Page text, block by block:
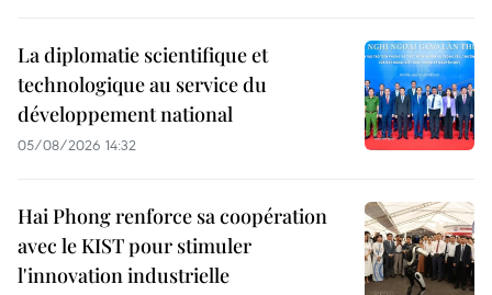
La diplomatie scientifique et
technologique au service du
développement national
05/08/2026 14:32
Hai Phong renforce sa coopération
avec le KIST pour stimuler
l'innovation industrielle